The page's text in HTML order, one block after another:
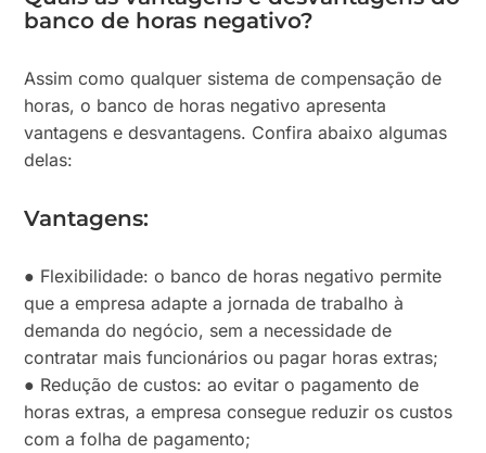
banco de horas negativo?
Assim como qualquer sistema de compensação de
horas, o banco de horas negativo apresenta
vantagens e desvantagens. Confira abaixo algumas
delas:
Vantagens:
● Flexibilidade: o banco de horas negativo permite
que a empresa adapte a jornada de trabalho à
demanda do negócio, sem a necessidade de
contratar mais funcionários ou pagar horas extras;
● Redução de custos: ao evitar o pagamento de
horas extras, a empresa consegue reduzir os custos
com a folha de pagamento;